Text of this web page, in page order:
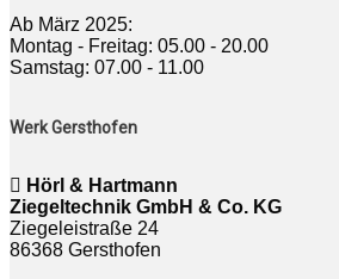
Ab März 2025:
Montag - Freitag: 05.00 - 20.00
Samstag: 07.00 - 11.00
Werk Gersthofen
Hörl & Hartmann
Ziegeltechnik GmbH & Co. KG
Ziegeleistraße 24
86368 Gersthofen